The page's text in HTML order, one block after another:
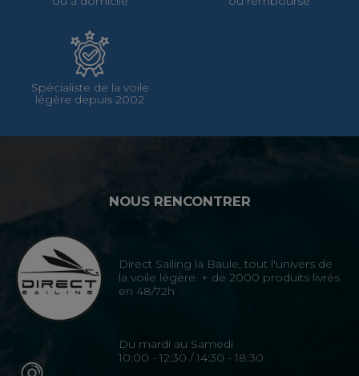
Spécialiste de la voile
légère depuis 2002
NOUS RENCONTRER
Direct Sailing la Baule, tout l'univers de
la voile légère. + de 2000 produits livrés
en 48/72h
Du mardi au Samedi
10:00 - 12:30 / 14:30 - 18:30